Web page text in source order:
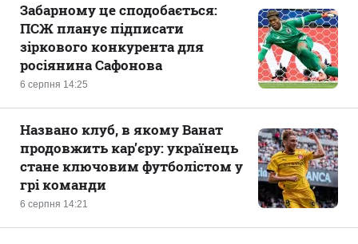
6 серпня 14:25
Забарному це сподобається:
ПСЖ планує підписати
зіркового конкурента для
росіянина Сафонова
6 серпня 14:21
Названо клуб, в якому Ванат
продовжить кар’єру: українець
стане ключовим футболістом у
грі команди